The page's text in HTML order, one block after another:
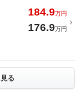
184.9万円
176.9万円
る